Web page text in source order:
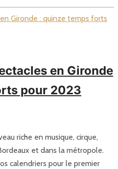
en Gironde
pour 2023
riche en musique, cirque,
et dans la métropole.
calendriers pour le premier